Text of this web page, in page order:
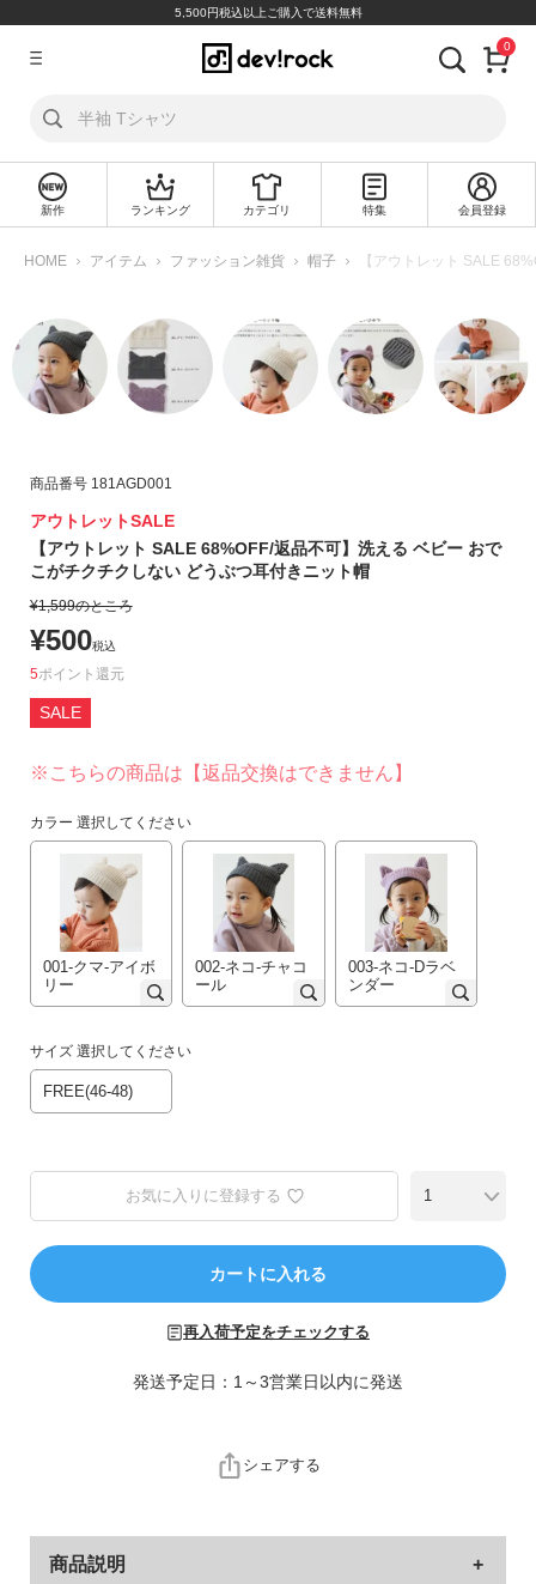
5,500円税込以上ご購入で送料無料
グ
規
録
探
カ
ゴ
リ
か
ら
探
ラ
キ
グ
新
か
ら
探
集
か
ら
探
0
新作 ランキング カテゴリ 特集 会員登録
HOME アイテム ファッション雑貨 帽子 【アウトレット SALE
商品番号 181AGD001
アウトレットSALE
【アウトレット SALE 68%OFF/返品不可】洗える ベビー おで
こがチクチクしない どうぶつ耳付きニット帽
¥1,599のところ
¥500税込
5ポイント
SALE
※こちらの商品は【返品交換はできません】
カラー 選択してください
001-クマ-アイボ
リー
002-ネコ-チャコ
ール
003-ネコ-Dラベ
ンダー
サイズ 選択してください
FREE(46-48)
お気に入りに登録する
カートに入れる
再入荷予定をチェックする
発送予定日：1～3営業日以内に発送
シェアする
商品説明